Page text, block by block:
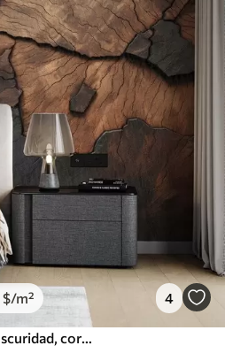
$/m² 4
madera, textura, grietas, oscuridad, corteza, superficie